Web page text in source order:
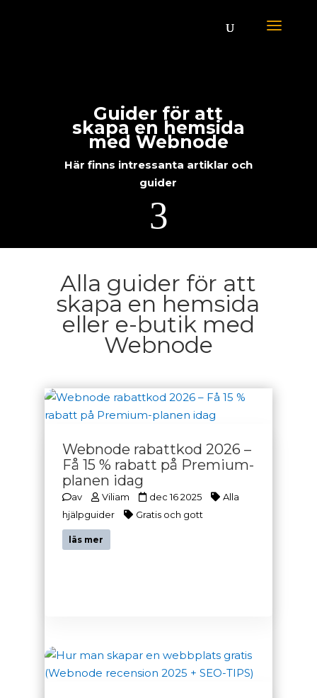
Guider för att
skapa en hemsida
med Webnode
Här finns intressanta artiklar och
guider
3
Alla guider för att
skapa en hemsida
eller e-butik med
Webnode
Webnode rabattkod 2026 –
Få 15 % rabatt på Premium-
planen idag
av Viliam dec 16 2025
Alla
hjälpguider
Gratis och gott
läs mer